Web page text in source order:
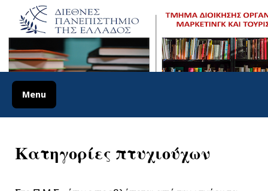
content
ΠΜΣ Διοίκηση και
Οργάνωση
Εκπαιδευτικών
Μονάδων
ΔΙΕΘΝΕΣ ΠΑΝΕΠΙΣΤΗΜΙΟ ΤΗΣ ΕΛΛΑΔΟΣ
Menu
Κατηγορίες πτυχιούχων